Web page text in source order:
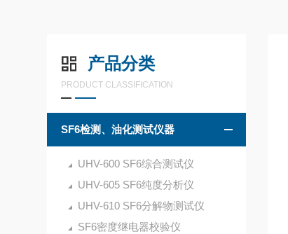
产品分类
PRODUCT CLASSIFICATION
SF6检测、油化测试仪器
UHV-600 SF6综合测试仪
UHV-605 SF6纯度分析仪
UHV-610 SF6分解物测试仪
SF6密度继电器校验仪